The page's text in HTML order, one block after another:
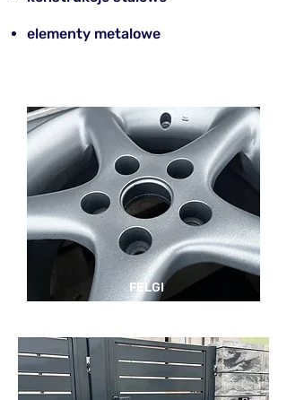
elementy metalowe
FELGI